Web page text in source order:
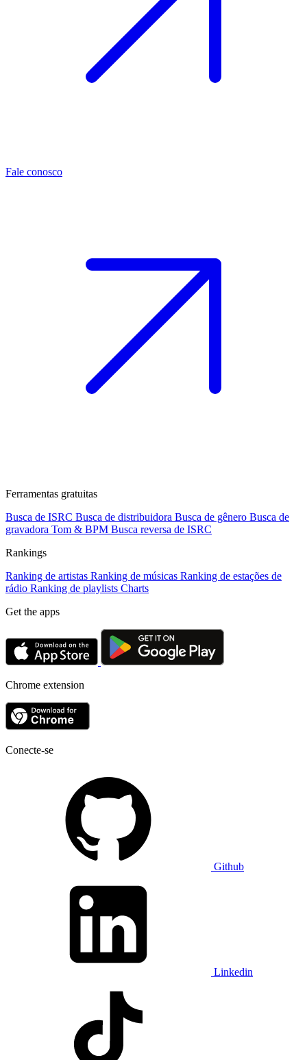
Fale conosco
Ferramentas gratuitas
Busca de ISRC Busca de distribuidora Busca de gênero Busca de
gravadora Tom & BPM Busca reversa de ISRC
Rankings
Ranking de artistas Ranking de músicas Ranking de estações de
rádio Ranking de playlists Charts
Get the apps
Chrome extension
Conecte-se
Github
Linkedin